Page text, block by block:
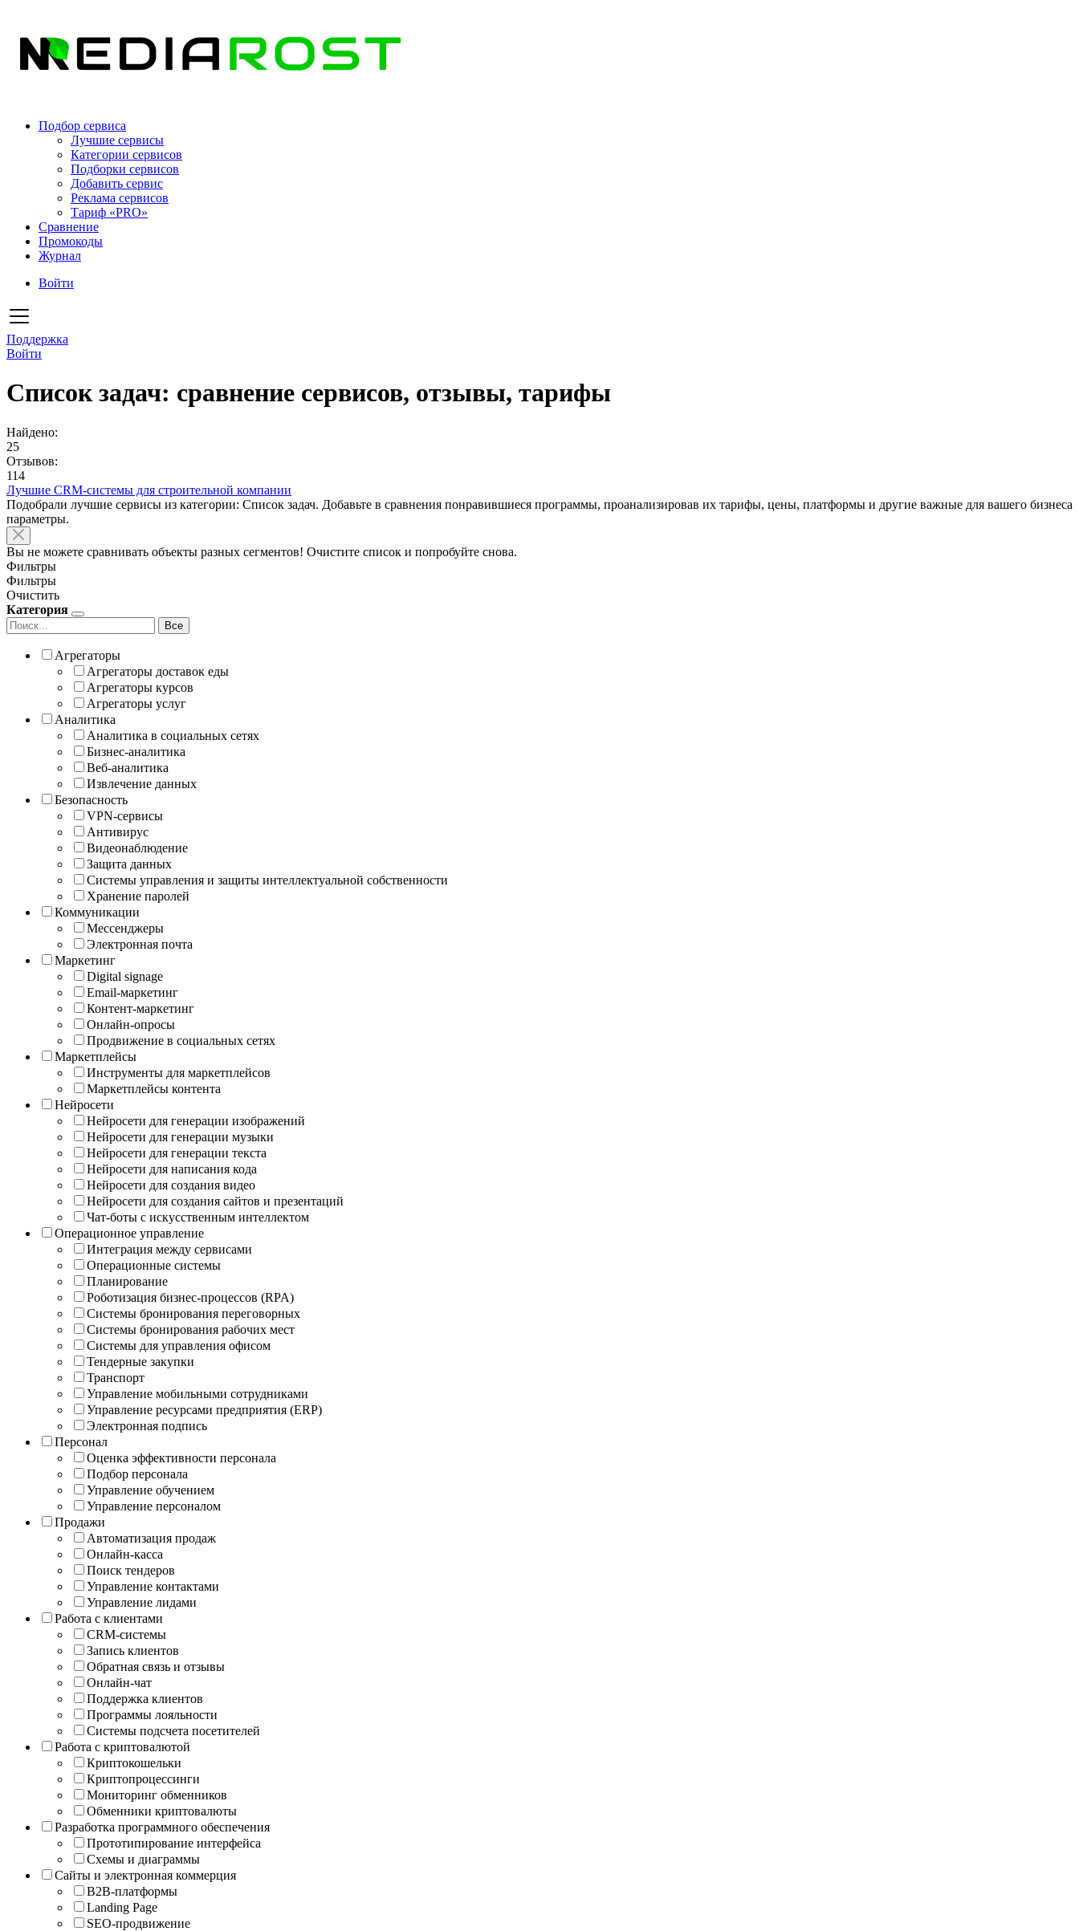
Подбор сервиса
Лучшие сервисы
Категории сервисов
Подборки сервисов
Добавить сервис
Реклама сервисов
Тариф «PRO»
Сравнение
Промокоды
Журнал
Войти
Поддержка
Войти
Список задач: сравнение сервисов, отзывы, тарифы
Найдено:
25
Отзывов:
114
Лучшие CRM-системы для строительной компании
Подобрали лучшие сервисы из категории: Список задач. Добавьте в сравнения понравившиеся программы, проанализировав их тарифы, цены, платформы и другие важные для вашего бизнеса
параметры.
Вы не можете сравнивать объекты разных сегментов! Очистите список и попробуйте снова.
Фильтры
Фильтры
Очистить
Категория
Все
Агрегаторы
Агрегаторы доставок еды
Агрегаторы курсов
Агрегаторы услуг
Аналитика
Аналитика в социальных сетях
Бизнес-аналитика
Веб-аналитика
Извлечение данных
Безопасность
VPN-сервисы
Антивирус
Видеонаблюдение
Защита данных
Системы управления и защиты интеллектуальной собственности
Хранение паролей
Коммуникации
Мессенджеры
Электронная почта
Маркетинг
Digital signage
Email-маркетинг
Контент-маркетинг
Онлайн-опросы
Продвижение в социальных сетях
Маркетплейсы
Инструменты для маркетплейсов
Маркетплейсы контента
Нейросети
Нейросети для генерации изображений
Нейросети для генерации музыки
Нейросети для генерации текста
Нейросети для написания кода
Нейросети для создания видео
Нейросети для создания сайтов и презентаций
Чат-боты с искусственным интеллектом
Операционное управление
Интеграция между сервисами
Операционные системы
Планирование
Роботизация бизнес-процессов (RPA)
Системы бронирования переговорных
Системы бронирования рабочих мест
Системы для управления офисом
Тендерные закупки
Транспорт
Управление мобильными сотрудниками
Управление ресурсами предприятия (ERP)
Электронная подпись
Персонал
Оценка эффективности персонала
Подбор персонала
Управление обучением
Управление персоналом
Продажи
Автоматизация продаж
Онлайн-касса
Поиск тендеров
Управление контактами
Управление лидами
Работа с клиентами
CRM-системы
Запись клиентов
Обратная связь и отзывы
Онлайн-чат
Поддержка клиентов
Программы лояльности
Системы подсчета посетителей
Работа с криптовалютой
Криптокошельки
Криптопроцессинги
Мониторинг обменников
Обменники криптовалюты
Разработка программного обеспечения
Прототипирование интерфейса
Схемы и диаграммы
Сайты и электронная коммерция
B2B-платформы
Landing Page
SEO-продвижение